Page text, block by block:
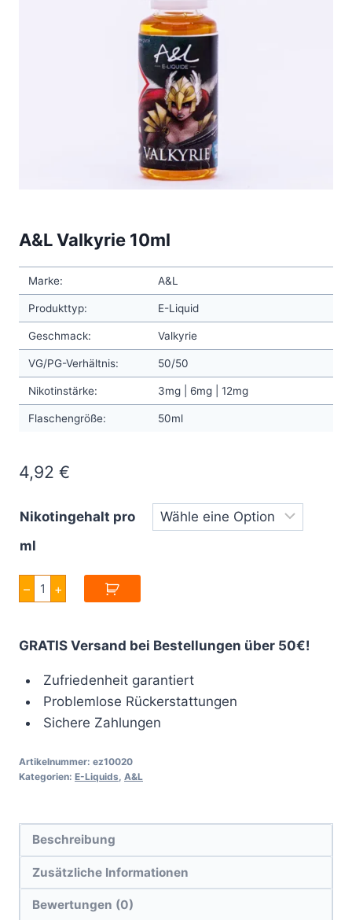
A&L Valkyrie 10ml
Marke: A&L
Produkttyp: E-Liquid
Geschmack: Valkyrie
VG/PG-Verhältnis: 50/50
Nikotinstärke: 3mg | 6mg | 12mg
Flaschengröße: 50ml
4,92 €
Nikotingehalt pro
ml
–
A&L
Valkyrie
10ml
+
GRATIS Versand bei Bestellungen über 50€!
Zufriedenheit garantiert
Problemlose Rückerstattungen
Sichere Zahlungen
Artikelnummer: ez10020
Kategorien: E-Liquids A&L
Beschreibung
Zusätzliche Informationen
Bewertungen (0)